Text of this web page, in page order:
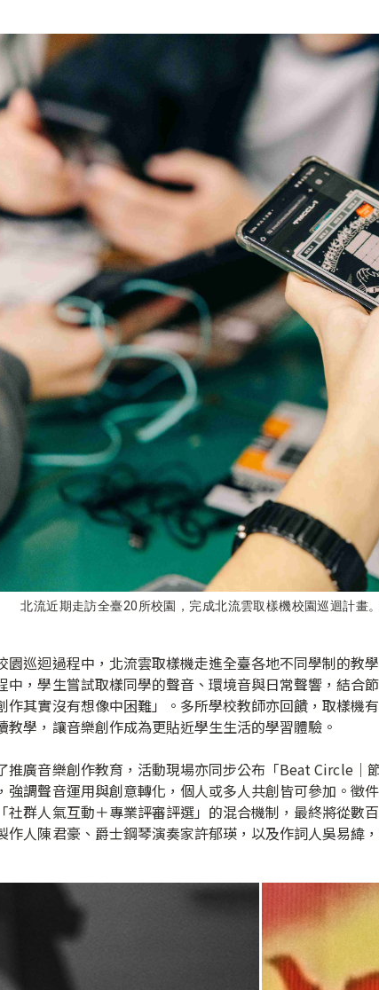
北流近期走訪全臺20所校園，完成北流雲取樣機校園巡迴計畫
園巡迴過程中，北流雲取樣機走進全臺各地不同學制的教
中，學生嘗試取樣同學的聲音、環境音與日常聲響，結合
作其實沒有想像中困難」。多所學校教師亦回饋，取樣
教學，讓音樂創作成為更貼近學生生活的學習體驗。
推廣音樂創作教育，活動現場亦同步公布「Beat Circle｜
強調聲音運用與創意轉化，個人或多人共創皆可參加。徵
社群人氣互動＋專業評審評選」的混合機制，最終將從數
作人陳君豪、爵士鋼琴演奏家許郁瑛，以及作詞人吳易緯